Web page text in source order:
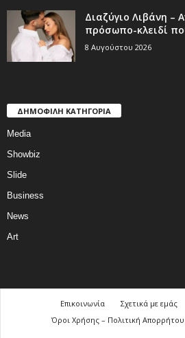
Διαζύγιο Λιβάνη –
πρόσωπο-κλειδί
8 Αυγούστου 2026
ΔΗΜΟΦΙΛΗ ΚΑΤΗΓΟΡΙΑ
Media
Showbiz
Slide
Business
News
Art
Επικοινωνία Σχετικά με εμάς
Όροι Χρήσης – Πολιτική